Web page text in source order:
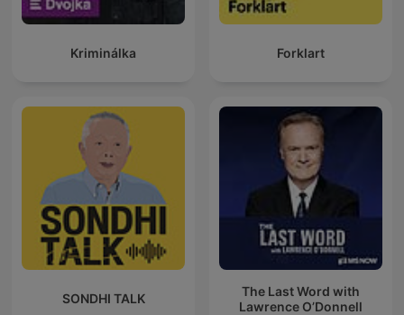
Kriminálka Forklart
SONDHI TALK
The Last Word with
Lawrence O’Donnell